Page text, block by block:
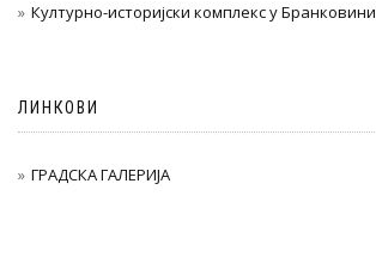
Културно-историјски комплекс у Бранковини
ЛИНКОВИ
ГРАДСКА ГАЛЕРИЈА